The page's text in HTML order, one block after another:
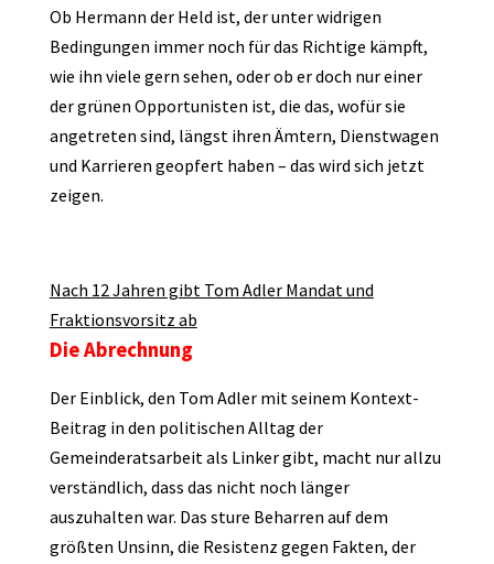
Ob Hermann der Held ist, der unter widrigen
Bedingungen immer noch für das Richtige kämpft,
wie ihn viele gern sehen, oder ob er doch nur einer
der grünen Opportunisten ist, die das, wofür sie
angetreten sind, längst ihren Ämtern, Dienstwagen
und Karrieren geopfert haben – das wird sich jetzt
zeigen.
Nach 12 Jahren gibt Tom Adler Mandat und
Fraktionsvorsitz ab
Die Abrechnung
Der Einblick, den Tom Adler mit seinem Kontext-
Beitrag in den politischen Alltag der
Gemeinderatsarbeit als Linker gibt, macht nur allzu
verständlich, dass das nicht noch länger
auszuhalten war. Das sture Beharren auf dem
größten Unsinn, die Resistenz gegen Fakten, der